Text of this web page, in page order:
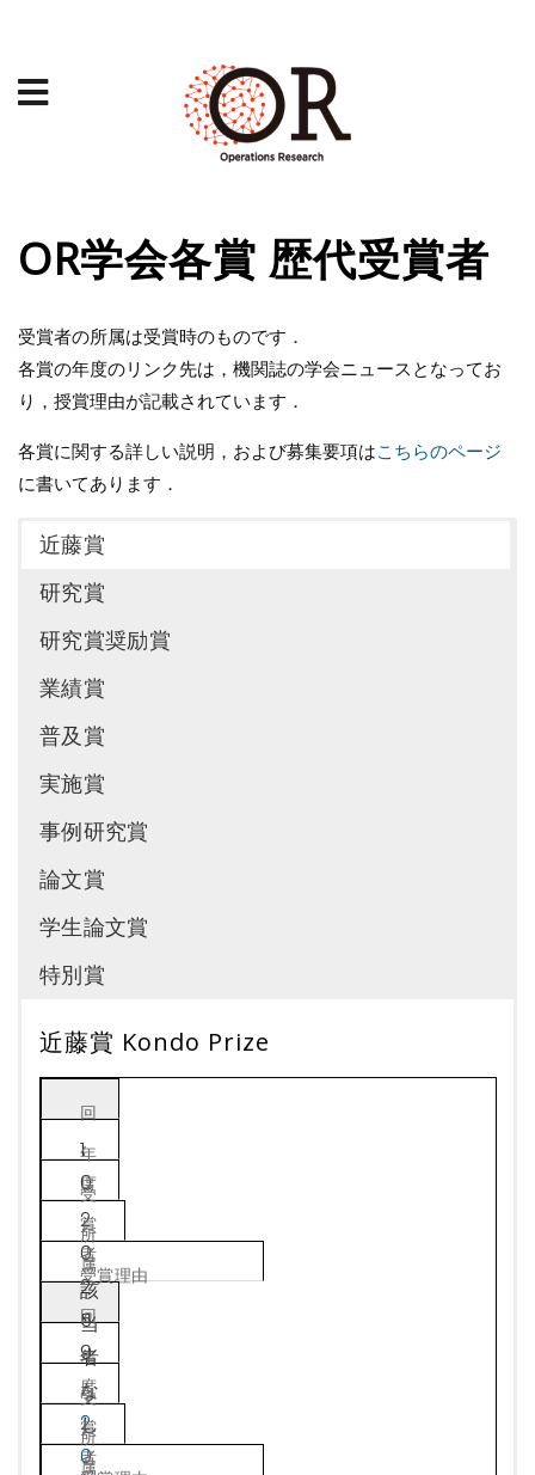
OR学会各賞 歴代受賞者
受賞者の所属は受賞時のものです．
各賞の年度のリンク先は，機関誌の学会ニュースとなってお
り，授賞理由が記載されています．
各賞に関する詳しい説明，および募集要項はこちらのページ
に書いてあります．
近藤賞
研究賞
研究賞奨励賞
業績賞
普及賞
実施賞
事例研究賞
論文賞
学生論文賞
特別賞
近藤賞 Kondo Prize
1
0
2
0
2
5
該
当
者
な
し
9
2
0